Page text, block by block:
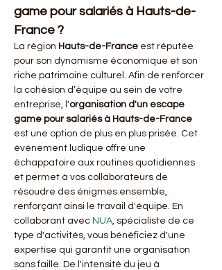
game pour salariés à Hauts-de-
France ?
La région Hauts-de-France est réputée
pour son dynamisme économique et son
riche patrimoine culturel. Afin de renforcer
la cohésion d’équipe au sein de votre
entreprise, l'organisation d'un escape
game pour salariés à Hauts-de-France
est une option de plus en plus prisée. Cet
événement ludique offre une
échappatoire aux routines quotidiennes
et permet à vos collaborateurs de
résoudre des énigmes ensemble,
renforçant ainsi le travail d'équipe. En
collaborant avec NUA, spécialiste de ce
type d'activités, vous bénéficiez d'une
expertise qui garantit une organisation
sans faille. De l'intensité du jeu à